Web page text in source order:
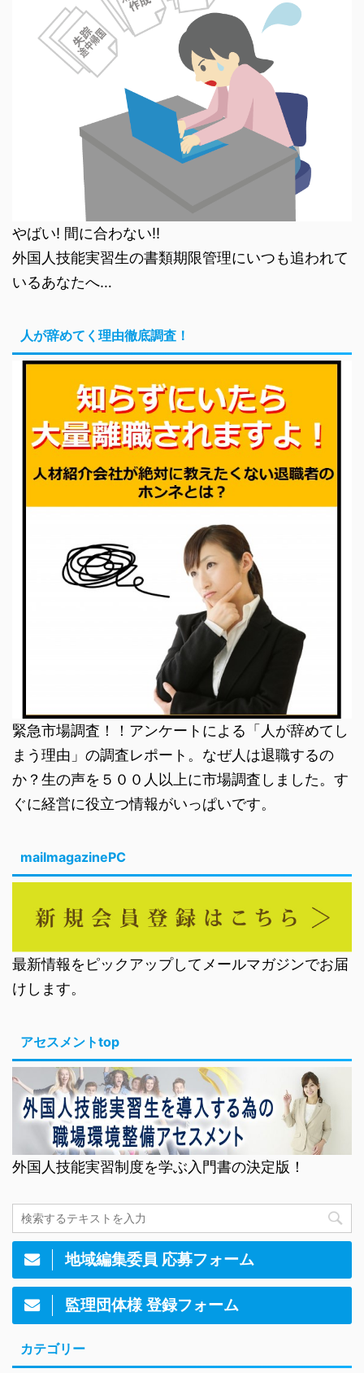
やばい! 間に合わない!!
外国人技能実習生の書類期限管理にいつも追われて
いるあなたへ…
人が辞めてく理由徹底調査！
緊急市場調査！！アンケートによる「人が辞めてし
まう理由」の調査レポート。なぜ人は退職するの
か？生の声を５００人以上に市場調査しました。す
ぐに経営に役立つ情報がいっぱいです。
mailmagazinePC
最新情報をピックアップしてメールマガジンでお届
けします。
アセスメントtop
外国人技能実習制度を学ぶ入門書の決定版！
地域編集委員 応募フォーム
監理団体様 登録フォーム
カテゴリー